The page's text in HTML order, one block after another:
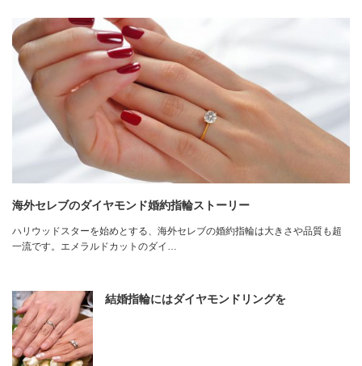
海外セレブのダイヤモンド婚約指輪ストーリー
ハリウッドスターを始めとする、海外セレブの婚約指輪は大きさや品質も超
一流です。エメラルドカットのダイ…
結婚指輪にはダイヤモンドリングを